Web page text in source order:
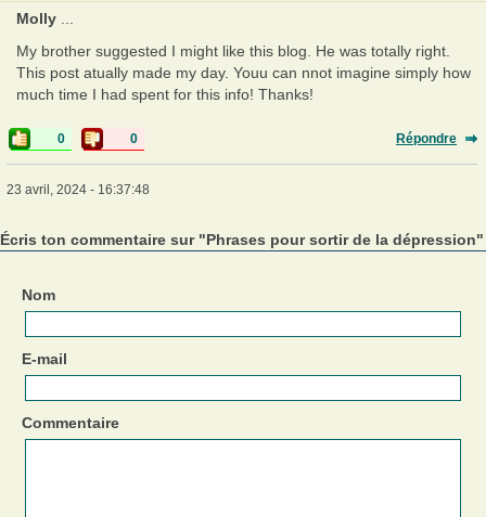
Molly
My brother suggested I might like this blog. He was totally right.
This post atually made my day. Youu can nnot imagine simply how
much time I had spent for this info! Thanks!
0 0 Répondre
23 avril, 2024 - 16:37:48
Écris ton commentaire sur "Phrases pour sortir de la dépression"
Nom
E-mail
Commentaire